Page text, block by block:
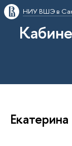
НИУ ВШЭ в